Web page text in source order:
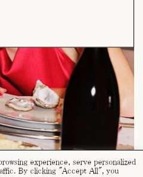
experience, serve personalized
By clicking "Accept All", you